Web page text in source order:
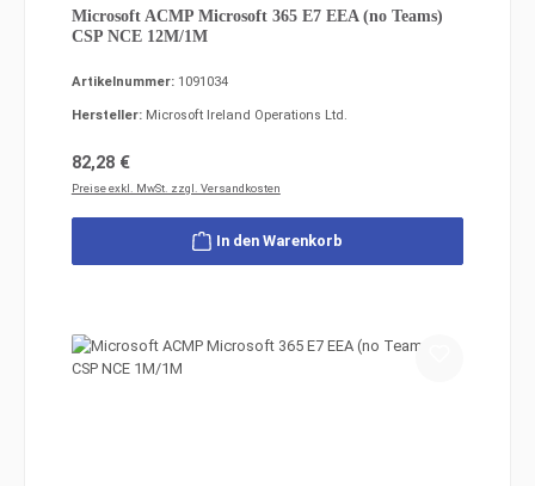
Microsoft ACMP Microsoft 365 E7 EEA (no Teams)
CSP NCE 12M/1M
Artikelnummer: 1091034
Hersteller: Microsoft Ireland Operations Ltd.
Regulärer Preis:
82,28 €
Preise exkl. MwSt. zzgl. Versandkosten
In den Warenkorb